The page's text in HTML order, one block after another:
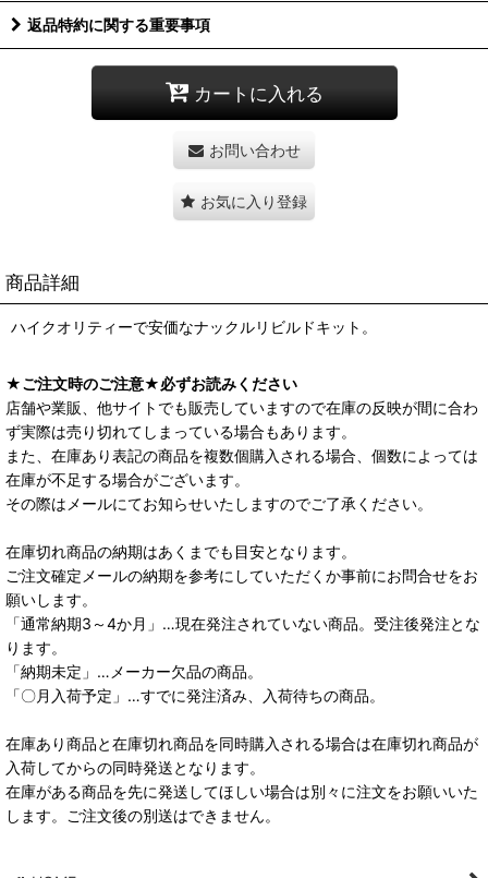
返品特約に関する重要事項
カートに入れる
お問い合わせ
お気に入り登録
商品詳細
ハイクオリティーで安価なナックルリビルドキット。
★ご注文時のご注意★必ずお読みください
店舗や業販、他サイトでも販売していますので在庫の反映が間に合わ
ず実際は売り切れてしまっている場合もあります。
また、在庫あり表記の商品を複数個購入される場合、個数によっては
在庫が不足する場合がございます。
その際はメールにてお知らせいたしますのでご了承ください。
在庫切れ商品の納期はあくまでも目安となります。
ご注文確定メールの納期を参考にしていただくか事前にお問合せをお
願いします。
「通常納期3～4か月」…現在発注されていない商品。受注後発注とな
ります。
「納期未定」…メーカー欠品の商品。
「〇月入荷予定」…すでに発注済み、入荷待ちの商品。
在庫あり商品と在庫切れ商品を同時購入される場合は在庫切れ商品が
入荷してからの同時発送となります。
在庫がある商品を先に発送してほしい場合は別々に注文をお願いいた
します。ご注文後の別送はできません。